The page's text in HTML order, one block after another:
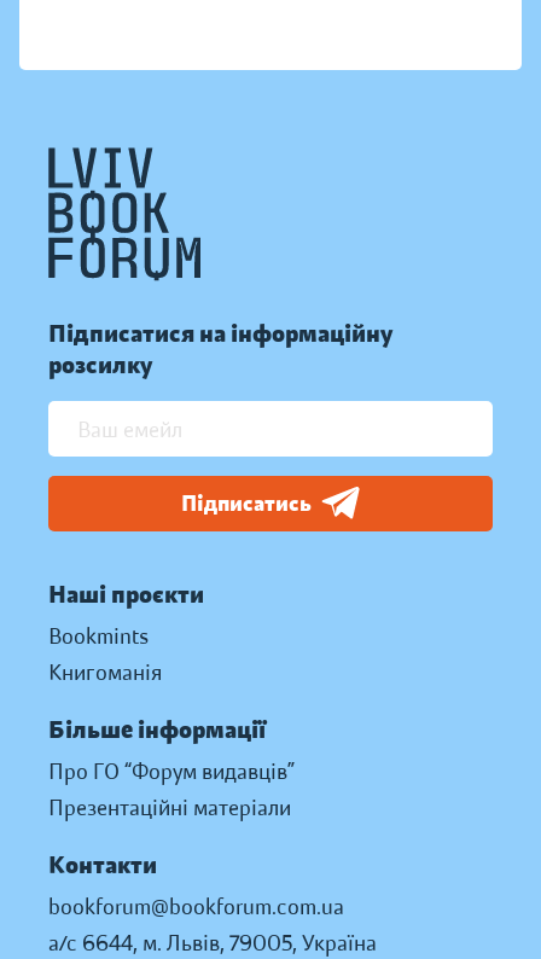
Підписатися на інформаційну
розсилку
Підписатись
Наші проєкти
Bookmints
Книгоманія
Більше інформації
Про ГО “Форум видавців”
Презентаційні матеріали
Контакти
bookforum@bookforum.com.ua
а/с 6644, м. Львів, 79005, Україна